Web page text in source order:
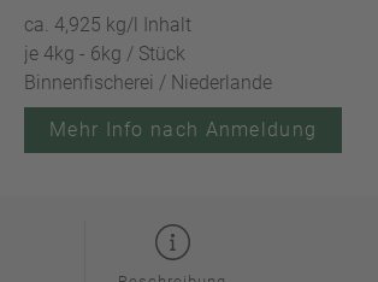
ca. 4,925 kg/l Inhalt
je 4kg - 6kg / Stück
Binnenfischerei / Niederlande
Mehr Info nach Anmeldung